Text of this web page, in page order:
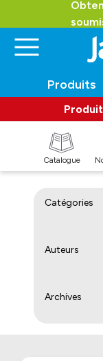
Produits
Catalogue
Catégories
Auteurs
Archives